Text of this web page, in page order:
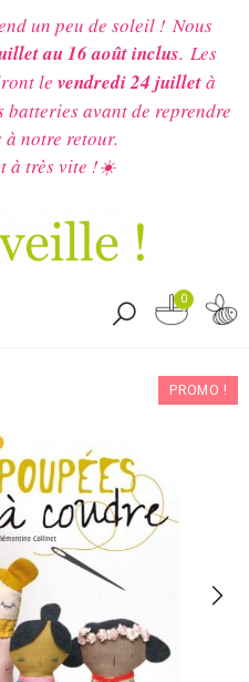
un peu de soleil ! Nous
au 16 août inclus. Les
le vendredi 24 juilletà
batteries avant de reprendre
notre retour.
à très vite !☀️
0
PROMO !